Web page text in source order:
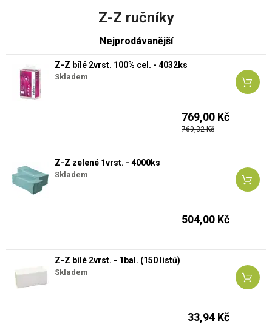
Z-Z ručníky
Nejprodávanější
Z-Z bílé 2vrst. 100% cel. - 4032ks
Skladem
769,00 Kč
769,32 Kč
Z-Z zelené 1vrst. - 4000ks
Skladem
504,00 Kč
Z-Z bílé 2vrst. - 1bal. (150 listů)
Skladem
33,94 Kč